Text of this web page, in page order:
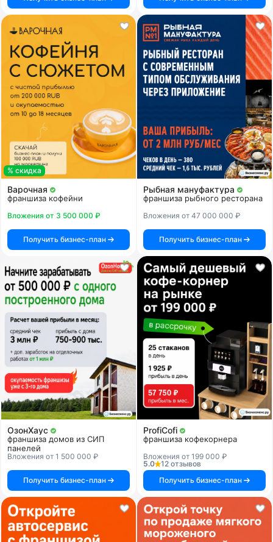
% скидка
Варочная
франшиза кофейни
Вложения от 3 500 000 ₽
Получить бизнес-план
Рыбная мануфактура
франшиза рыбного ресторана
Вложения от 47 000 000 ₽
Получить бизнес-план
ОзонХаус
франшиза домов из СИП
панелей
Вложения от 1 500 000 ₽
Получить бизнес-план
ProfiCofi
франшиза кофекорнера
Вложения от 199 000 ₽
5.0
12 отзывов
Получить бизнес-план